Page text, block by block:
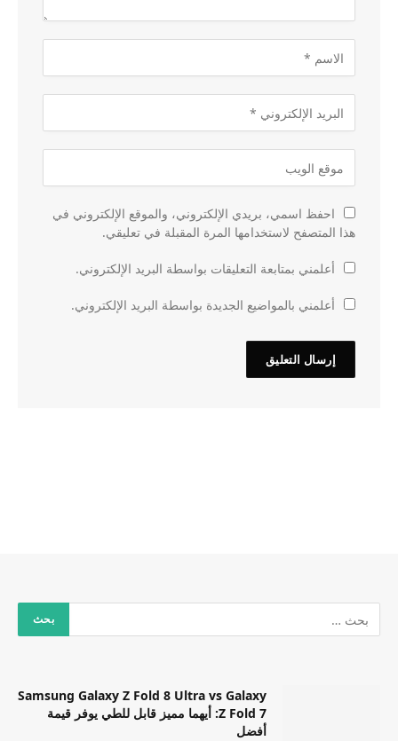
احفظ اسمي، بريدي الإلكتروني، والموقع الإلكتروني في
هذا المتصفح لاستخدامها المرة المقبلة في تعليقي.
أعلمني بمتابعة التعليقات بواسطة البريد الإلكتروني.
أعلمني بالمواضيع الجديدة بواسطة البريد الإلكتروني.
Samsung Galaxy Z Fold 8 Ultra vs Galaxy
Z Fold 7: أيهما مميز قابل للطي يوفر قيمة
أفضل